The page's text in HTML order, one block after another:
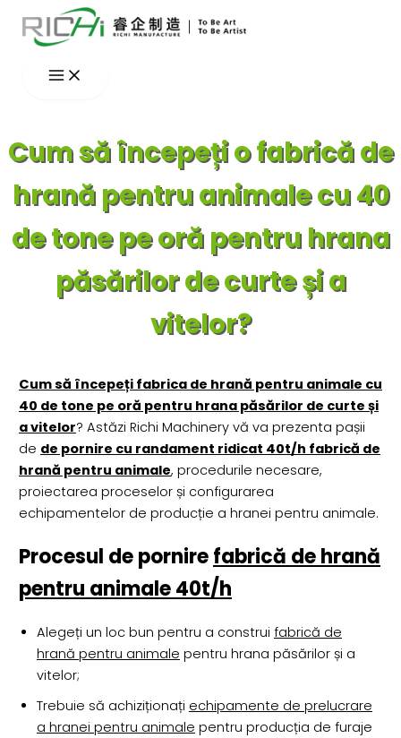
Skip
Cum să începeți o fabrică de
hrană pentru animale cu 40
de tone pe oră pentru hrana
păsărilor de curte și a
vitelor?
Cum să începeți fabrica de hrană pentru animale cu
40 de tone pe oră pentru hrana păsărilor de curte și
a vitelor? Astăzi Richi Machinery vă va prezenta pașii
de de pornire cu randament ridicat 40t/h fabrică de
hrană pentru animale, procedurile necesare,
proiectarea proceselor și configurarea
echipamentelor de producție a hranei pentru animale.
Procesul de pornirefabrică de hrană
pentru animale 40t/h
Alegeți un loc bun pentru a construi fabrică de
hrană pentru animale pentru hrana păsărilor și a
vitelor;
Trebuie să achiziționați echipamente de prelucrare
a hranei pentru animale pentru producția de furaje